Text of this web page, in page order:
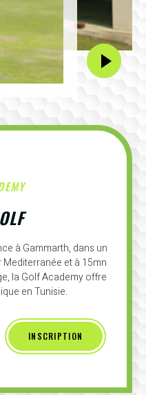
à Gammarth, dans un
Mediterranée et à 15mn
la Golf Academy offre
en Tunisie.
INSCRIPTION